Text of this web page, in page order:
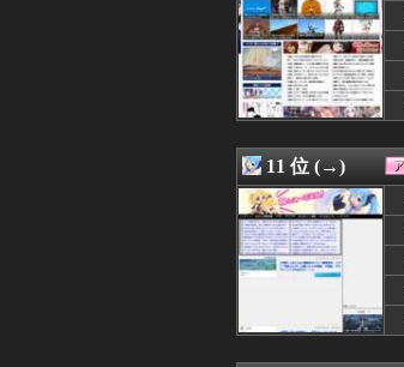
08/08 03:00
08/08 03:00
08/08 03:00
08/08 03:00
08/08 03:00
08/08 03:00
08/08 03:00
08/08 03:00
08/08 03:00
08/08 03:00
08/08 02:57
08/08 02:57
08/08 02:50
11 位 (→)